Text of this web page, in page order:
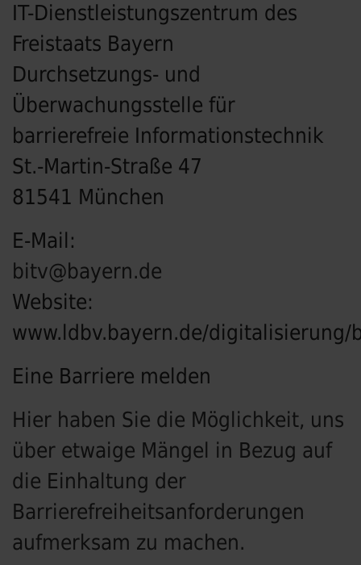
IT-Dienstleistungszentrum des
Freistaats Bayern
Durchsetzungs- und
Überwachungsstelle für
barrierefreie Informationstechnik
St.-Martin-Straße 47
81541 München
E-Mail:
bitv@bayern.de
Website:
www.ldbv.bayern.de/digitalisierung/
Eine Barriere melden
Hier haben Sie die Möglichkeit, uns
über etwaige Mängel in Bezug auf
die Einhaltung der
Barrierefreiheitsanforderungen
aufmerksam zu machen.